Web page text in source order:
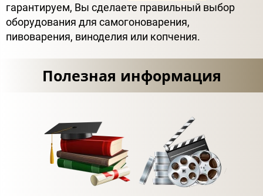
гарантируем, Вы сделаете правильный выбор
оборудования для самогоноварения,
пивоварения, виноделия или копчения.
Полезная информация